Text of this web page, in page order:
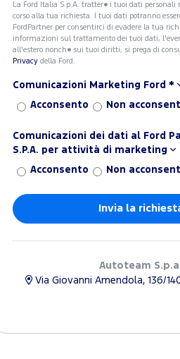
La Ford Italia S.p.A. tratter� i tuoi dati personali
corso alla tua richiesta. I tuoi dati potranno
FordPartner per consentirci di evadere la tua richiesta. Per
informazioni sul trattamento dei tuoi dati,
all'estero nonch� sui tuoi diritti, si prega di
Privacydella Ford.
Comunicazioni Marketing Ford *
Acconsento Non
Comunicazioni dei dati al Ford
S.P.A. per attività di marketing
Acconsento Non
Autoteam
Via Giovanni Amendola, 136/